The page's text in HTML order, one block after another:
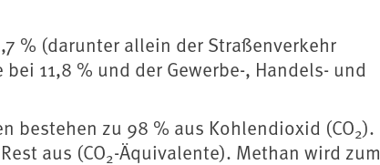
% (darunter allein der Straßenverkehr
11,8 % und der Gewerbe-, Handels- und
bestehen zu 98 % aus Kohlendioxid (CO2).
aus (CO2-Äquivalente). Methan wird zum